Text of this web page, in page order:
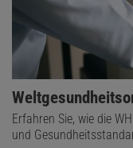
Erfahren Sie, wie die
und